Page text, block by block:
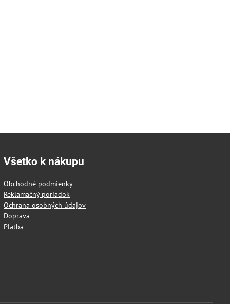
Všetko k nákupu
Obchodné podmienky
Reklamačný poriadok
Ochrana osobných údajov
Doprava
Platba